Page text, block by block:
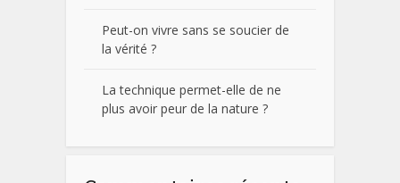
Peut-on vivre sans se soucier de
la vérité ?
La technique permet-elle de ne
plus avoir peur de la nature ?